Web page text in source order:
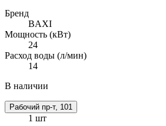
Бренд
BAXI
Мощность (кВт)
24
Расход воды (л/мин)
14
В наличии
Рабочий пр-т, 101
1 шт